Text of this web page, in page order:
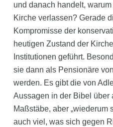
und danach handelt,
Kirche verlassen? Gerade
Kompromisse der
heutigen Zustand der
Institutionen geführt.
sie dann als Pensionäre
werden. Es gibt die von
Aussagen in der Bibel über
Maßstäbe, aber „wiederum
auch viel, was sich gegen